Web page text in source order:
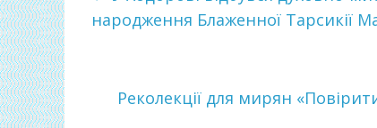
o и
ся
народження Блаженної Тарсикії
Реколекції для мирян